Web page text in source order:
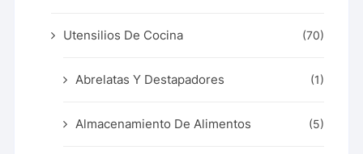
Utensilios De Cocina (70)
Abrelatas Y Destapadores (1)
Almacenamiento De Alimentos (5)